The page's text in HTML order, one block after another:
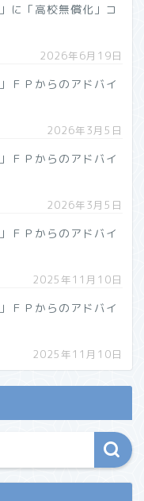
に「高校無償化」コ
2026年6月19日
ＦＰからのアドバイ
2026年3月5日
ＦＰからのアドバイ
2026年3月5日
ＦＰからのアドバイ
2025年11月10日
ＦＰからのアドバイ
2025年11月10日